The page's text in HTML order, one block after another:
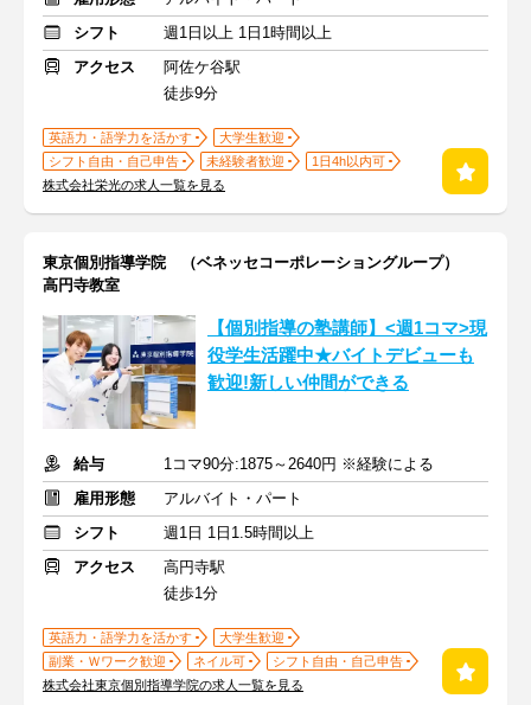
シフト
週1日以上 1日1時間以上
アクセス
阿佐ケ谷駅
徒歩9分
英語力・語学力を活かす
大学生歓迎
シフト自由・自己申告
未経験者歓迎
1日4h以内可
株式会社栄光の求人一覧を見る
東京個別指導学院 （ベネッセコーポレーショングループ）
高円寺教室
【個別指導の塾講師】<週1コマ>現
役学生活躍中★バイトデビューも
歓迎!新しい仲間ができる
給与
1コマ90分:1875～2640円 ※経験による
雇用形態
アルバイト・パート
シフト
週1日 1日1.5時間以上
アクセス
高円寺駅
徒歩1分
英語力・語学力を活かす
大学生歓迎
副業・Ｗワーク歓迎
ネイル可
シフト自由・自己申告
株式会社東京個別指導学院の求人一覧を見る